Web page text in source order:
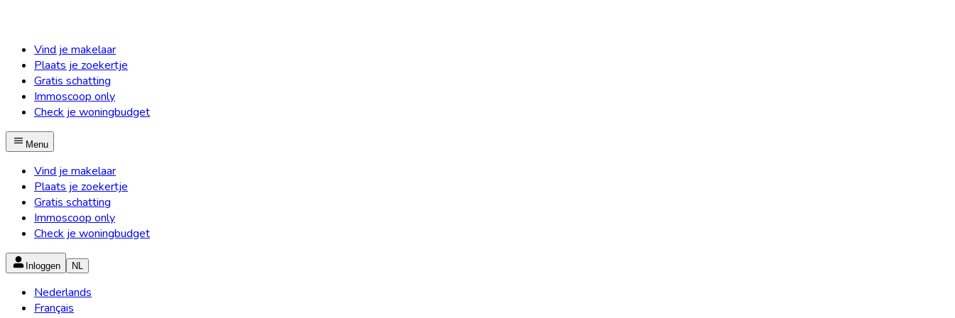
Vind je makelaar
Plaats je zoekertje
Gratis schatting
Immoscoop only
Check je woningbudget
Menu
Vind je makelaar
Plaats je zoekertje
Gratis schatting
Immoscoop only
Check je woningbudget
Inloggen NL
Nederlands
Français